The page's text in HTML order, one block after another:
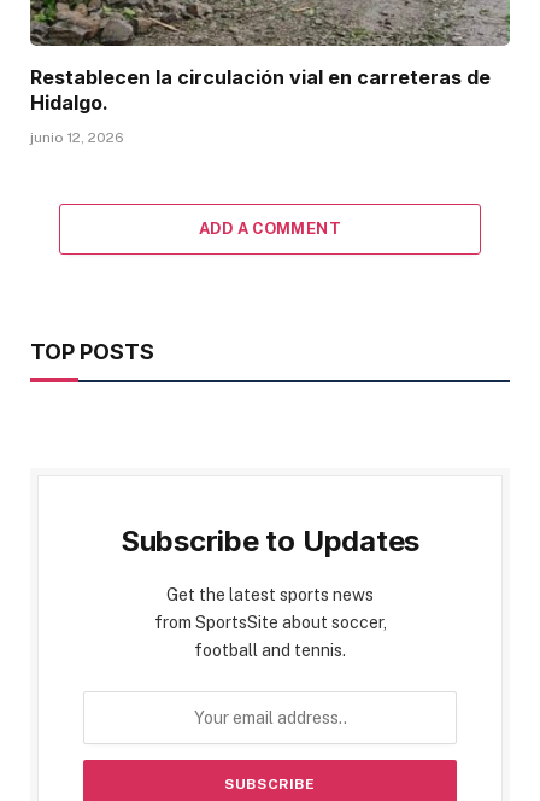
Restablecen la circulación vial en carreteras de
Hidalgo.
junio 12, 2026
ADD A COMMENT
TOP POSTS
Subscribe to Updates
Get the latest sports news
from SportsSite about soccer,
football and tennis.